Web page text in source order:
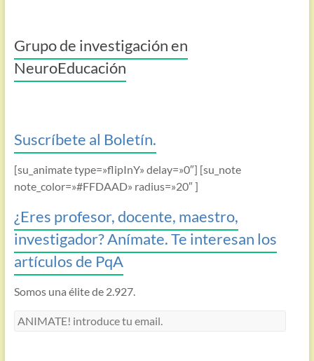
Grupo de investigación en
NeuroEducación
Suscríbete al Boletín.
[su_animate type=»flipInY» delay=»0″] [su_note
note_color=»#FFDAAD» radius=»20″ ]
¿Eres profesor, docente, maestro,
investigador? Anímate. Te interesan los
artículos de PqA
Somos una élite de 2.927.
ANIMATE!